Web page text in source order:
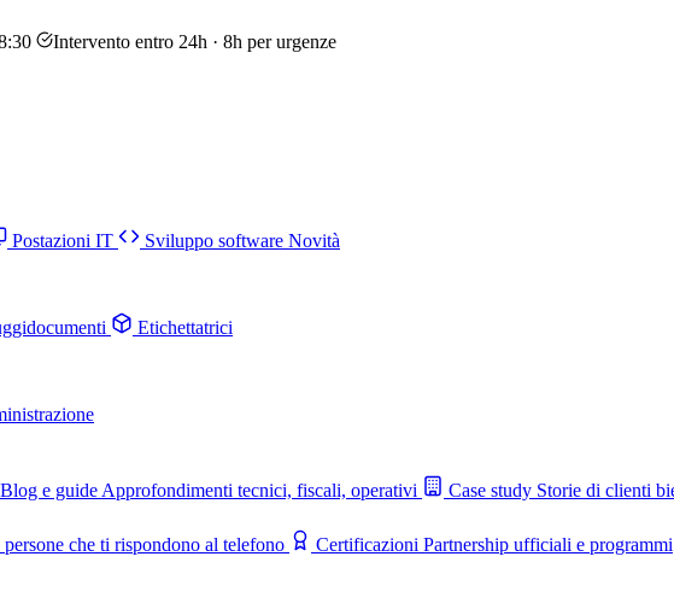
Intervento entro 24h · 8h per urgenze
Postazioni IT Sviluppo software Novità
Etichettatrici
Blog e guide Approfondimenti tecnici, fiscali, operativi Case study Storie di clienti
che ti rispondono al telefono Certificazioni Partnership ufficiali e programmi